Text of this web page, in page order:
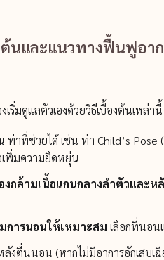
ต้นและแนวทางฟื้นฟูอ
ริ่มดูแลตัวเองด้วยวิธีเบื้องต้นเห
ท่าที่ช่วยได้ เช่น ท่า Child’s
เพิ่มความยืดหยุ่น
งกล้ามเนื้อแกนกลางลำตัวและห
การนอนให้เหมาะสม เลือกที่นอน
ลังตื่นนอน (หากไม่มีอาการอักเสบ